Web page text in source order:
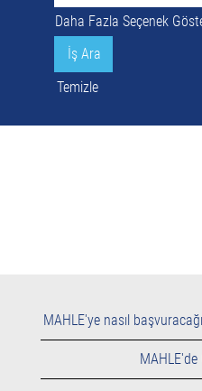
Daha Fazla Seçenek
Temizle
MAHLE'ye nasıl
MAHLE'de